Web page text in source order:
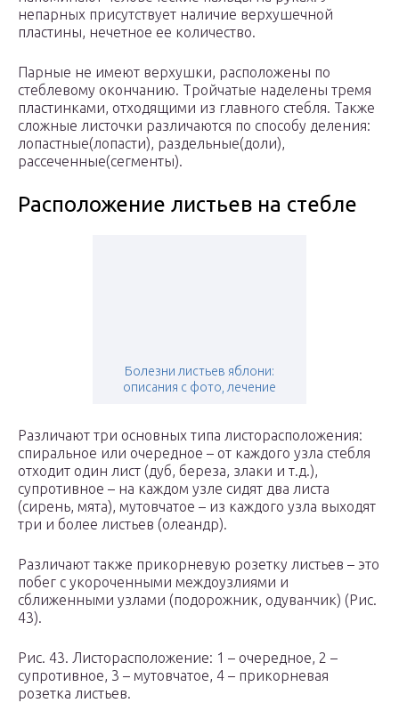
непарных присутствует наличие верхушечной
пластины, нечетное ее количество.
Парные не имеют верхушки, расположены по
стеблевому окончанию. Тройчатые наделены тремя
пластинками, отходящими из главного стебля. Также
сложные листочки различаются по способу деления:
лопастные(лопасти), раздельные(доли),
рассеченные(сегменты).
Расположение листьев на стебле
Болезни листьев яблони:
описания с фото, лечение
Различают три основных типа листорасположения:
спиральное или очередное – от каждого узла стебля
отходит один лист (дуб, береза, злаки и т.д.),
супротивное – на каждом узле сидят два листа
(сирень, мята), мутовчатое – из каждого узла выходят
три и более листьев (олеандр).
Различают также прикорневую розетку листьев – это
побег с укороченными междоузлиями и
сближенными узлами (подорожник, одуванчик) (Рис.
43).
Рис. 43. Листорасположение: 1 – очередное, 2 –
супротивное, 3 – мутовчатое, 4 – прикорневая
розетка листьев.